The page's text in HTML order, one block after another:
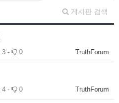
게시판 검색
TruthForum
3 - 0
TruthForum
4 - 0